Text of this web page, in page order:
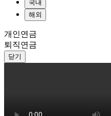
국내
해외
개인연금
퇴직연금
닫기